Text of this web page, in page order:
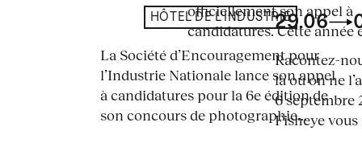
HÔTEL DE L'INDUSTRIE
La Société d’Encouragement pour
l’Industrie Nationale lance son appel
à candidatures pour la 6e édition de
son concours de photographie...
officiellement son appel à
candidatures. Cette année
29.06
Racontez-
là où on ne
6 septembre
Fisheye